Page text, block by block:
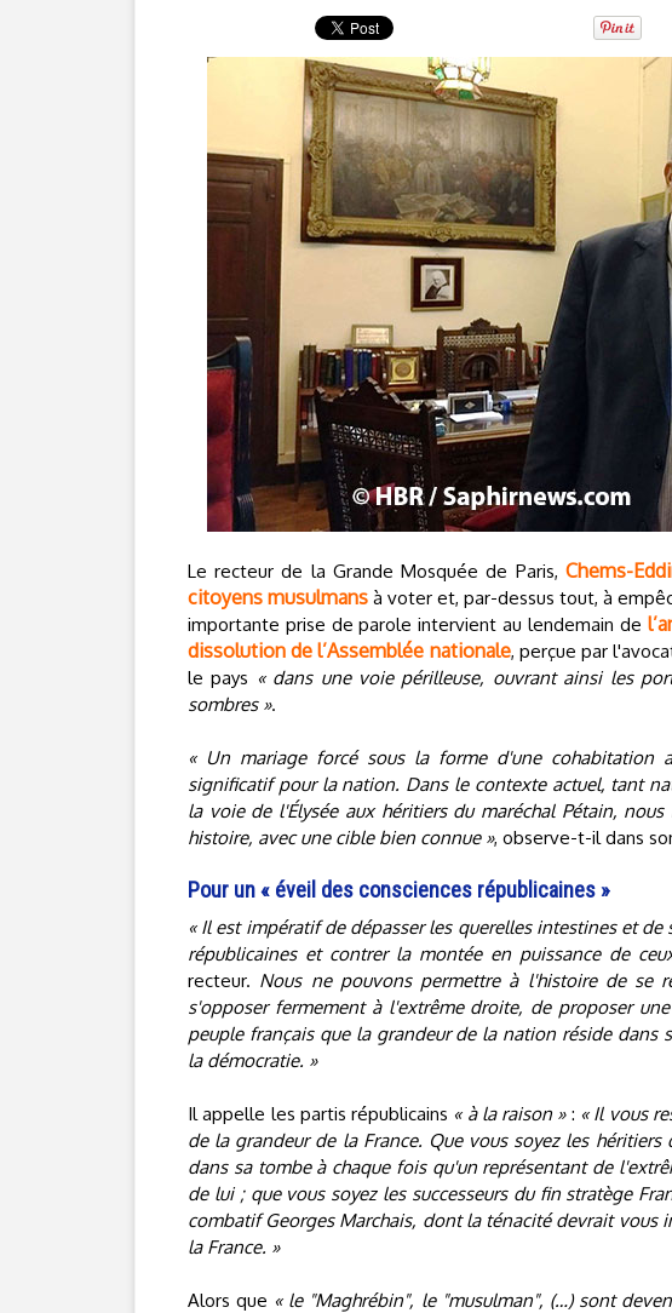
Le recteur de la Grande Mosquée de Paris, Chems-
citoyens musulmans à voter et, par-dessus tout, à
importante prise de parole intervient au lendemain de
dissolution de l’Assemblée nationale, perçue par
le pays « dans une voie périlleuse, ouvrant ainsi les
sombres ».
« Un mariage forcé sous la forme d'une
significatif pour la nation. Dans le contexte actuel, tant
la voie de l'Élysée aux héritiers du maréchal Pétain,
histoire, avec une cible bien connue », observe-t-il dans
Pour un « éveil des consciences républicaines »
« Il est impératif de dépasser les querelles intestines et
républicaines et contrer la montée en puissance de
recteur. Nous ne pouvons permettre à l'histoire de se
s'opposer fermement à l'extrême droite, de proposer
peuple français que la grandeur de la nation réside
la démocratie. »
Il appelle les partis républicains « à la raison »: « Il vous
de la grandeur de la France. Que vous soyez les
dans sa tombe à chaque fois qu'un représentant de
de lui ; que vous soyez les successeurs du fin stratège
combatif Georges Marchais, dont la ténacité devrait vous
la France. »
Alors que « le "Maghrébin", le "musulman", (…) sont